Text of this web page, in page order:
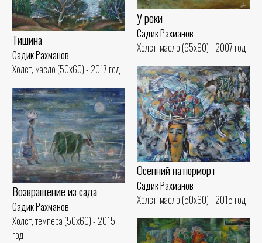
У реки
Садик Рахманов
Холст, масло (65x90) - 2007 год
Тишина
Садик Рахманов
Холст, масло (50x60) - 2017 год
Осенний натюрморт
Садик Рахманов
Холст, масло (50x60) - 2015 год
Возвращение из сада
Садик Рахманов
Холст, темпера (50x60) - 2015
год